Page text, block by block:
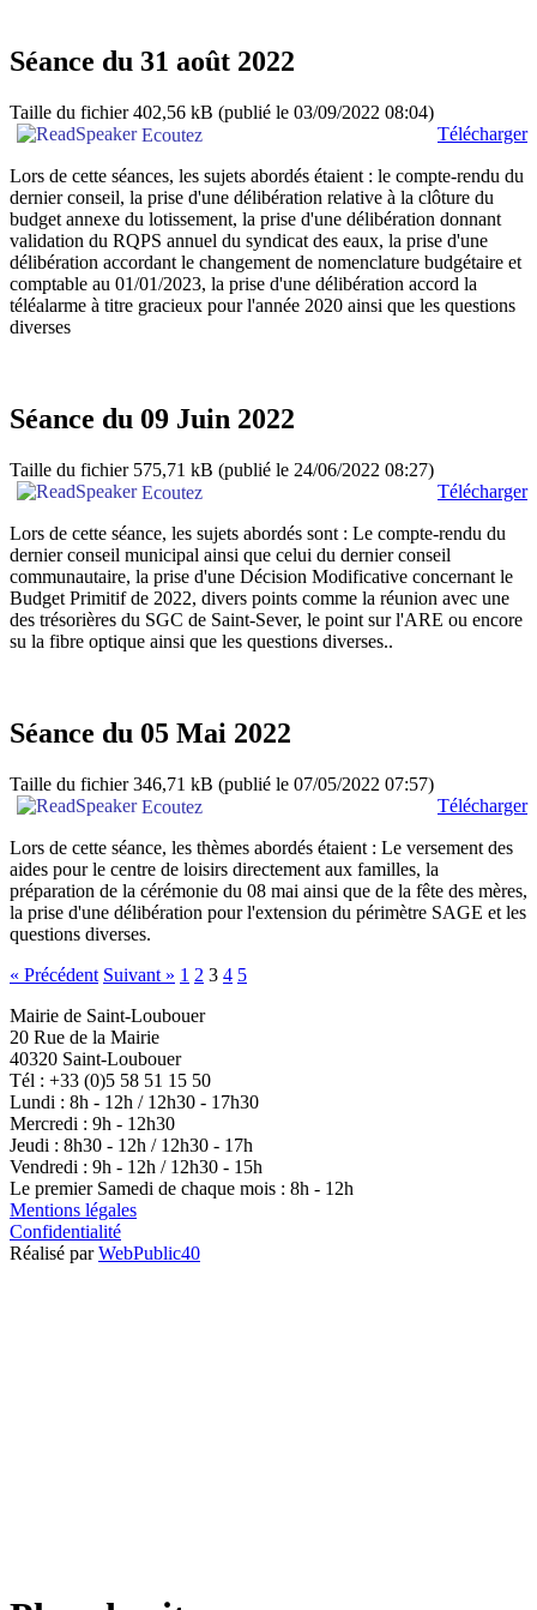
Séance du 31 août 2022
Taille du fichier 402,56 kB (publié le 03/09/2022 08:04)
Ecoutez
Télécharger
Lors de cette séances, les sujets abordés étaient : le compte-rendu du
dernier conseil, la prise d'une délibération relative à la clôture du
budget annexe du lotissement, la prise d'une délibération donnant
validation du RQPS annuel du syndicat des eaux, la prise d'une
délibération accordant le changement de nomenclature budgétaire et
comptable au 01/01/2023, la prise d'une délibération accord la
téléalarme à titre gracieux pour l'année 2020 ainsi que les questions
diverses
Séance du 09 Juin 2022
Taille du fichier 575,71 kB (publié le 24/06/2022 08:27)
Ecoutez
Télécharger
Lors de cette séance, les sujets abordés sont : Le compte-rendu du
dernier conseil municipal ainsi que celui du dernier conseil
communautaire, la prise d'une Décision Modificative concernant le
Budget Primitif de 2022, divers points comme la réunion avec une
des trésorières du SGC de Saint-Sever, le point sur l'ARE ou encore
su la fibre optique ainsi que les questions diverses..
Séance du 05 Mai 2022
Taille du fichier 346,71 kB (publié le 07/05/2022 07:57)
Ecoutez
Télécharger
Lors de cette séance, les thèmes abordés étaient : Le versement des
aides pour le centre de loisirs directement aux familles, la
préparation de la cérémonie du 08 mai ainsi que de la fête des mères,
la prise d'une délibération pour l'extension du périmètre SAGE et les
questions diverses.
« Précédent Suivant » 1 2 3 4 5
Mairie de Saint-Loubouer
20 Rue de la Mairie
40320 Saint-Loubouer
Tél : +33 (0)5 58 51 15 50
Lundi : 8h - 12h / 12h30 - 17h30
Mercredi : 9h - 12h30
Jeudi : 8h30 - 12h / 12h30 - 17h
Vendredi : 9h - 12h / 12h30 - 15h
Le premier Samedi de chaque mois : 8h - 12h
Mentions légales
Confidentialité
Réalisé parWebPublic40